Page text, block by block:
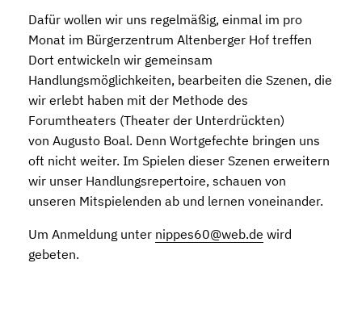
Dafür wollen wir uns regelmäßig, einmal im pro
Monat im Bürgerzentrum Altenberger Hof treffen
Dort entwickeln wir gemeinsam
Handlungsmöglichkeiten, bearbeiten die Szenen, die
wir erlebt haben mit der Methode des
Forumtheaters (Theater der Unterdrückten)
von Augusto Boal. Denn Wortgefechte bringen uns
oft nicht weiter. Im Spielen dieser Szenen erweitern
wir unser Handlungsrepertoire, schauen von
unseren Mitspielenden ab und lernen voneinander.
Um Anmeldung unter nippes60@web.de wird
gebeten.